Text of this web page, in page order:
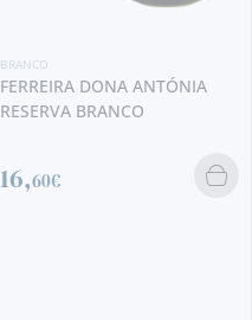
BRANCO
FERREIRA DONA ANTÓNIA
RESERVA BRANCO
16,60€